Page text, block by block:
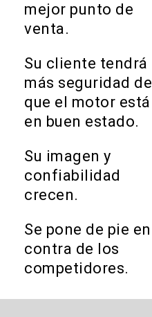
mejor punto de
venta.
Su cliente tendrá
más seguridad de
que el motor está
en buen estado.
Su imagen y
confiabilidad
crecen.
Se pone de pie en
contra de los
competidores.